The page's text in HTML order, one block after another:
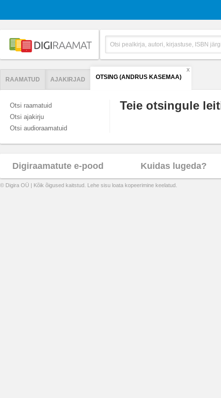
RAAMATUD AJAKIRJAD OTSING (ANDRUS KASEMAA)
X
Otsi raamatuid
Otsi ajakirju
Otsi audioraamatuid
Teie otsingule
Digiraamatute e-pood Kuidas lugeda?
© Digira OÜ | Kõik õigused kaitstud. Lehe sisu loata kopeerimine keelatud.